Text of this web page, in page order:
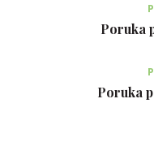
Poruka
Poruka